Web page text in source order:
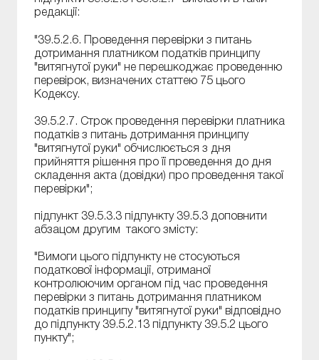
редакції:
"39.5.2.6. Проведення перевірки з питань
дотримання платником податків принципу
"витягнутої руки" не перешкоджає проведенню
перевірок, визначених статтею 75 цього
Кодексу.
39.5.2.7. Строк проведення перевірки платника
податків з питань дотримання принципу
"витягнутої руки" обчислюється з дня
прийняття рішення про її проведення до дня
складення акта (довідки) про проведення такої
перевірки";
підпункт 39.5.3.3 підпункту 39.5.3 доповнити
абзацом другим такого змісту:
"Вимоги цього підпункту не стосуються
податкової інформації, отриманої
контролюючим органом під час проведення
перевірки з питань дотримання платником
податків принципу "витягнутої руки" відповідно
до підпункту 39.5.2.13 підпункту 39.5.2 цього
пункту";